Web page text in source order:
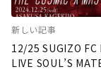
新しい記事
12/25 SUGIZO FC
LIVE SOUL’S